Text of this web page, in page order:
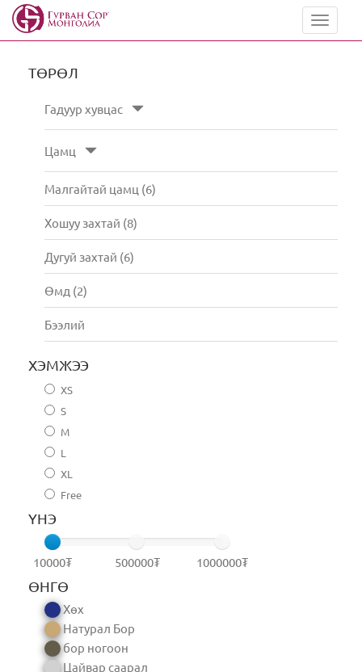
Toggle
ТӨРӨЛ
Гадуур хувцас
Цамц
Малгайтай цамц (6)
Хошуу захтай (8)
Дугуй захтай (6)
Өмд (2)
Бээлий
ХЭМЖЭЭ
XS
S
M
L
XL
Free
ҮНЭ
10000₮ 500000₮ 1000000₮
ӨНГӨ
Хөх
Натурал Бор
бор ногоон
Цайвар саарал